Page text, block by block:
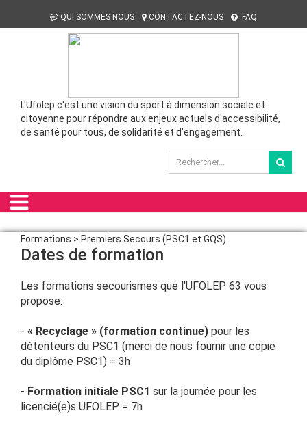
QUI SOMMES NOUS CONTACTEZ-NOUS FAQ
L'Ufolep c'est une vision du sport à dimension sociale et
citoyenne pour répondre aux enjeux actuels d'accessibilité,
de santé pour tous, de solidarité et d'engagement.
Formations > Premiers Secours (PSC1 et GQS)
Dates de formation
Les formations secourismes que l'UFOLEP 63 vous
propose:
- « Recyclage » (formation continue) pour les
détenteurs du PSC1 (merci de nous fournir une copie
du diplôme PSC1) = 3h
- Formation initiale PSC1 sur la journée pour les
licencié(e)s UFOLEP = 7h